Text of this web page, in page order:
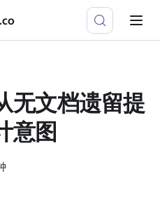
无文档遗留提
意图